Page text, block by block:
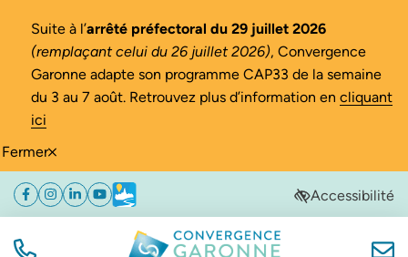
Fermer
Suite à l’arrêté préfectoral du 29 juillet 2026
(remplaçant celui du 26 juillet 2026), Convergence
Garonne adapte son programme CAP33 de la semaine
du 3 au 7 août. Retrouvez plus d’information en cliquant
ici
Aller
navigation
Aller
au
Aller
au
de
Facebook
(ouverture dans un nouvel onglet)
Instagram
(ouverture dans un nouvel onglet)
Linkedin
(ouverture dans un nouvel onglet)
YouTube
(ouverture dans un nouvel onglet)
Météo
(ouverture dans un nouvel onglet)Accessibilité